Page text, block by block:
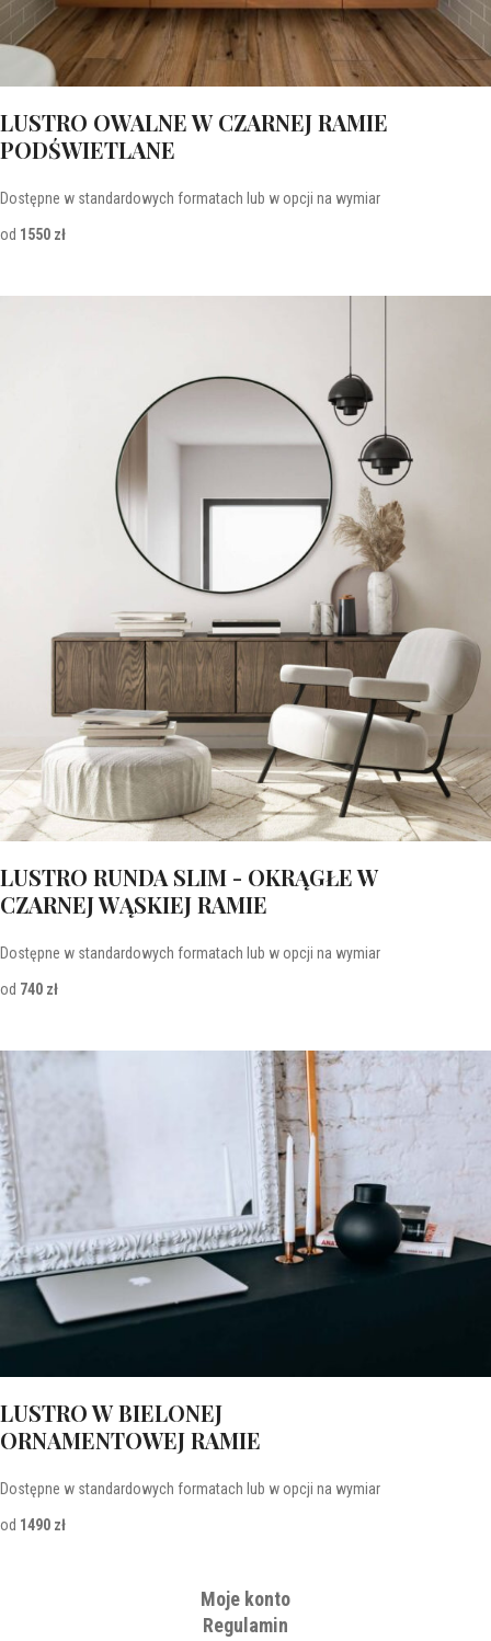
LUSTRO OWALNE W CZARNEJ RAMIE
PODŚWIETLANE
Dostępne w standardowych formatach lub w opcji na wymiar
od 1550 zł
LUSTRO RUNDA SLIM - OKRĄGŁE W
CZARNEJ WĄSKIEJ RAMIE
Dostępne w standardowych formatach lub w opcji na wymiar
od 740 zł
LUSTRO W BIELONEJ
ORNAMENTOWEJ RAMIE
Dostępne w standardowych formatach lub w opcji na wymiar
od 1490 zł
Moje konto
Regulamin